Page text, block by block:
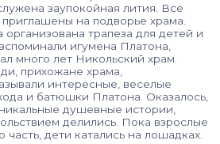
заупокойная лития. Все
на подворье храма.
трапеза для детей и
игумена Платона,
много лет Никольский храм.
прихожане храма,
интересные, веселые
и батюшки Платона. Оказалось,
душевные истории,
делились. Пока взрослые
дети катались на лошадках.